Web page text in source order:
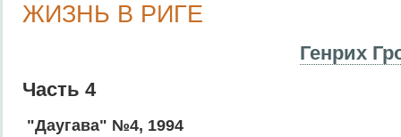
ЖИЗНЬ В РИГЕ
Генрих
Часть 4
"Даугава" №4, 1994